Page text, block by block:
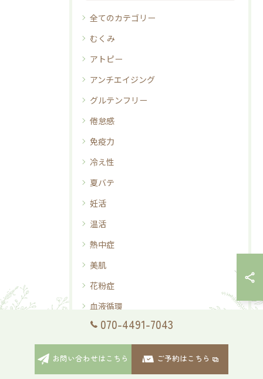
全てのカテゴリー
むくみ
アトピー
アンチエイジング
グルテンフリー
倦怠感
免疫力
冷え性
夏バテ
妊活
温活
熱中症
美肌
花粉症
血液循環
足湯070-4491-7043
お問い合わせはこちら ご予約はこちら